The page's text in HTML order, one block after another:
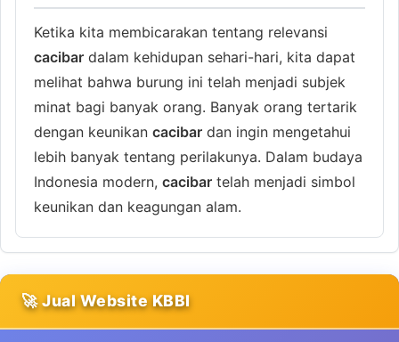
Ketika kita membicarakan tentang relevansi
cacibar dalam kehidupan sehari-hari, kita dapat
melihat bahwa burung ini telah menjadi subjek
minat bagi banyak orang. Banyak orang tertarik
dengan keunikan cacibar dan ingin mengetahui
lebih banyak tentang perilakunya. Dalam budaya
Indonesia modern, cacibar telah menjadi simbol
keunikan dan keagungan alam.
🚀 Jual Website KBBI